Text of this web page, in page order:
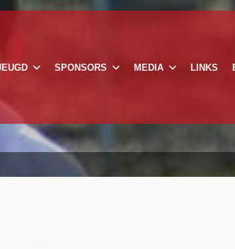
SPONSORS MEDIA LINKS